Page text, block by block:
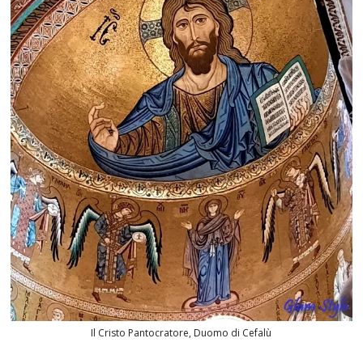
Il Cristo Pantocratore, Duomo di Cefalù